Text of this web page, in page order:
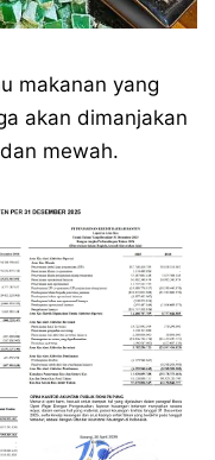
makanan yang
akan dimanjakan
mewah.